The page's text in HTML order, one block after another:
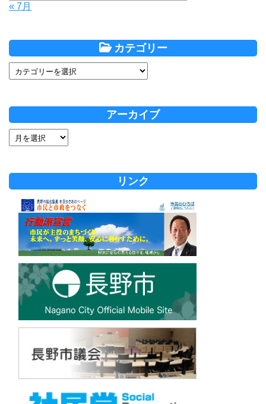
« 7月
カテゴリー
アーカイブ
リンク